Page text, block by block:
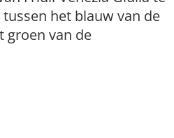
het blauw van de
groen van de